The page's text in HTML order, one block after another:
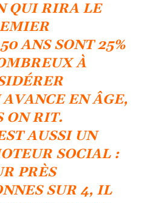
QUI RIRA LE
ANS SONT 25%
À
EN ÂGE,
ON RIT.
AUSSI UN
SOCIAL :
PRÈS
SUR 4, IL